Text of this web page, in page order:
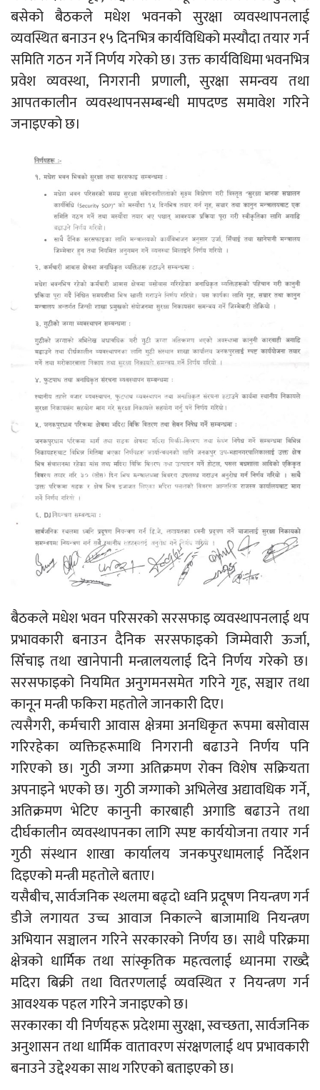
बसेको बैठकले मधेश भवनको सुरक्षा व्यवस्थापनलाई
व्यवस्थित बनाउन १५ दिनभित्र कार्यविधिको मस्यौदा तयार गर्न
समिति गठन गर्ने निर्णय गरेको छ। उक्त कार्यविधिमा भवनभित्र
प्रवेश व्यवस्था, निगरानी प्रणाली, सुरक्षा समन्वय तथा
आपतकालीन व्यवस्थापनसम्बन्धी मापदण्ड समावेश गरिने
जनाइएको छ।
बैठकले मधेश भवन परिसरको सरसफाइ व्यवस्थापनलाई थप
प्रभावकारी बनाउन दैनिक सरसफाइको जिम्मेवारी ऊर्जा,
सिँचाइ तथा खानेपानी मन्त्रालयलाई दिने निर्णय गरेको छ।
सरसफाइको नियमित अनुगमनसमेत गरिने गृह, सञ्चार तथा
कानून मन्त्री फकिरा महतोले जानकारी दिए।
त्यसैगरी, कर्मचारी आवास क्षेत्रमा अनधिकृत रूपमा बसोवास
गरिरहेका व्यक्तिहरूमाथि निगरानी बढाउने निर्णय पनि
गरिएको छ। गुठी जग्गा अतिक्रमण रोक्न विशेष सक्रियता
अपनाइने भएको छ। गुठी जग्गाको अभिलेख अद्यावधिक गर्ने,
अतिक्रमण भेटिए कानुनी कारबाही अगाडि बढाउने तथा
दीर्घकालीन व्यवस्थापनका लागि स्पष्ट कार्ययोजना तयार गर्न
गुठी संस्थान शाखा कार्यालय जनकपुरधामलाई निर्देशन
दिइएको मन्त्री महतोले बताए।
यसैबीच, सार्वजनिक स्थलमा बढ्दो ध्वनि प्रदूषण नियन्त्रण गर्न
डीजे लगायत उच्च आवाज निकाल्ने बाजामाथि नियन्त्रण
अभियान सञ्चालन गरिने सरकारको निर्णय छ। साथै परिक्रमा
क्षेत्रको धार्मिक तथा सांस्कृतिक महत्वलाई ध्यानमा राख्दै
मदिरा बिक्री तथा वितरणलाई व्यवस्थित र नियन्त्रण गर्न
आवश्यक पहल गरिने जनाइएको छ।
सरकारका यी निर्णयहरू प्रदेशमा सुरक्षा, स्वच्छता, सार्वजनिक
अनुशासन तथा धार्मिक वातावरण संरक्षणलाई थप प्रभावकारी
बनाउने उद्देश्यका साथ गरिएको बताइएको छ।